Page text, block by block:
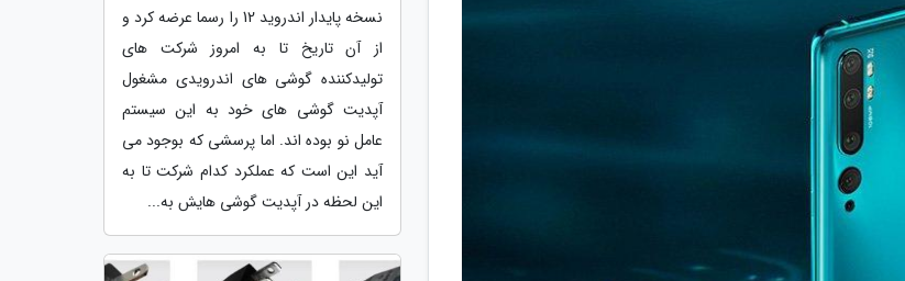
نسخه پایدار اندروید 12 را رسما عرضه کرد و
از آن تاریخ تا به امروز شرکت های
تولیدکننده گوشی های اندرویدی مشغول
آپدیت گوشی های خود به این سیستم
عامل نو بوده اند. اما پرسشی که بوجود می
آید این است که عملکرد کدام شرکت تا به
این لحظه در آپدیت گوشی هایش به...